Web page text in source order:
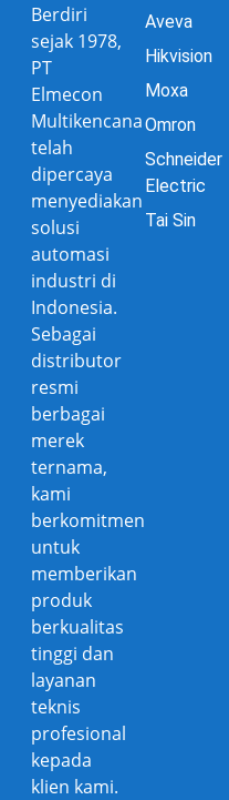
Berdiri
sejak 1978,
PT
Elmecon
Multikencana
telah
dipercaya
menyediakan
solusi
automasi
industri di
Indonesia.
Sebagai
distributor
resmi
berbagai
merek
ternama,
kami
berkomitmen
untuk
memberikan
produk
berkualitas
tinggi dan
layanan
teknis
profesional
kepada
klien kami.
Aveva
Hikvision
Moxa
Omron
Schneider
Electric
Tai Sin